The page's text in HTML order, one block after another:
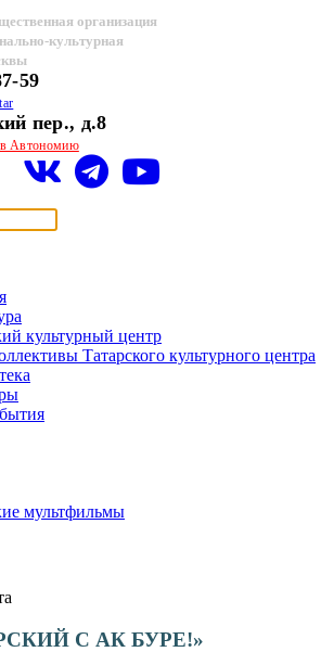
организация
культурная
59
пер., д.8
в Автономию
культурный центр
Татарского культурного центра
мультфильмы
С АК БУРЕ!»